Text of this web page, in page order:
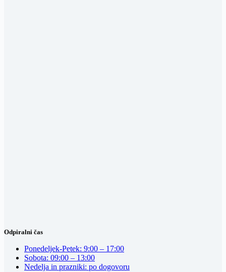
Odpiralni čas
Ponedeljek-Petek: 9:00 – 17:00
Sobota: 09:00 – 13:00
Nedelja in prazniki: po dogovoru